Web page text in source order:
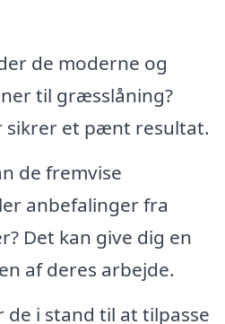
de moderne og
til græsslåning?
sikrer et pænt resultat.
de fremvise
anbefalinger fra
Det kan give dig en
af deres arbejde.
de i stand til at tilpasse